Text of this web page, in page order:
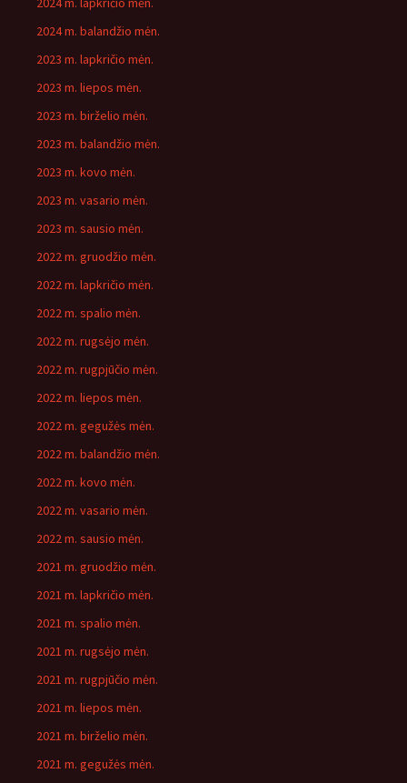
2024 m. balandžio mėn.
2023 m. lapkričio mėn.
2023 m. liepos mėn.
2023 m. birželio mėn.
2023 m. balandžio mėn.
2023 m. kovo mėn.
2023 m. vasario mėn.
2023 m. sausio mėn.
2022 m. gruodžio mėn.
2022 m. lapkričio mėn.
2022 m. spalio mėn.
2022 m. rugsėjo mėn.
2022 m. rugpjūčio mėn.
2022 m. liepos mėn.
2022 m. gegužės mėn.
2022 m. balandžio mėn.
2022 m. kovo mėn.
2022 m. vasario mėn.
2022 m. sausio mėn.
2021 m. gruodžio mėn.
2021 m. lapkričio mėn.
2021 m. spalio mėn.
2021 m. rugsėjo mėn.
2021 m. rugpjūčio mėn.
2021 m. liepos mėn.
2021 m. birželio mėn.
2021 m. gegužės mėn.